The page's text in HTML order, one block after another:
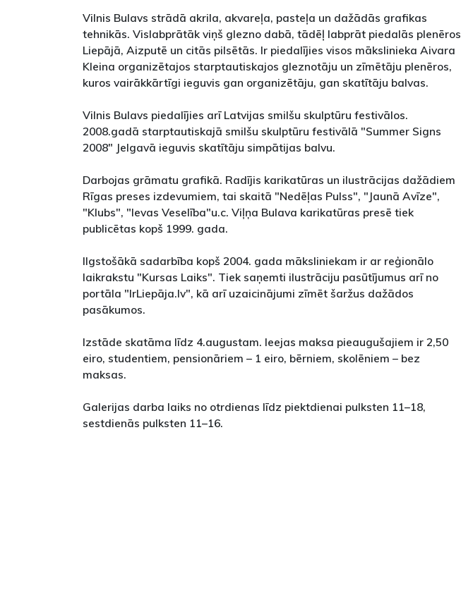
Vilnis Bulavs strādā akrila, akvareļa, pasteļa un dažādās grafikas
tehnikās. Vislabprātāk viņš glezno dabā, tādēļ labprāt piedalās plenēros
Liepājā, Aizputē un citās pilsētās. Ir piedalījies visos mākslinieka Aivara
Kleina organizētajos starptautiskajos gleznotāju un zīmētāju plenēros,
kuros vairākkārtīgi ieguvis gan organizētāju, gan skatītāju balvas.
Vilnis Bulavs piedalījies arī Latvijas smilšu skulptūru festivālos.
2008.gadā starptautiskajā smilšu skulptūru festivālā "Summer Signs
2008" Jelgavā ieguvis skatītāju simpātijas balvu.
Darbojas grāmatu grafikā. Radījis karikatūras un ilustrācijas dažādiem
Rīgas preses izdevumiem, tai skaitā "Nedēļas Pulss", "Jaunā Avīze",
"Klubs", "Ievas Veselība"u.c. Viļņa Bulava karikatūras presē tiek
publicētas kopš 1999. gada.
Ilgstošākā sadarbība kopš 2004. gada māksliniekam ir ar reģionālo
laikrakstu "Kursas Laiks". Tiek saņemti ilustrāciju pasūtījumus arī no
portāla "IrLiepāja.lv", kā arī uzaicinājumi zīmēt šaržus dažādos
pasākumos.
Izstāde skatāma līdz 4.augustam. Ieejas maksa pieaugušajiem ir 2,50
eiro, studentiem, pensionāriem – 1 eiro, bērniem, skolēniem – bez
maksas.
Galerijas darba laiks no otrdienas līdz piektdienai pulksten 11–18,
sestdienās pulksten 11–16.